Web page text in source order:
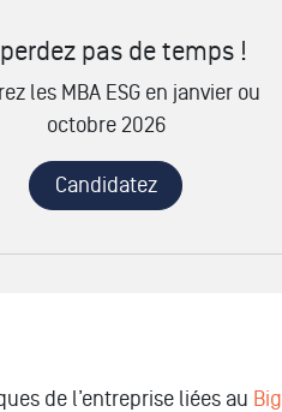
perdez pas de temps !
les MBA ESG en janvier ou
octobre 2026
Candidatez
de l’entreprise liées au Big